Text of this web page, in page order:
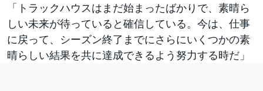
「トラックハウスはまだ始まったばかりで、素晴ら
しい未来が待っていると確信している。今は、仕事
に戻って、シーズン終了までにさらにいくつかの素
晴らしい結果を共に達成できるよう努力する時だ」